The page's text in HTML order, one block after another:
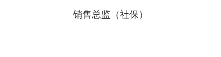
销售总监（社保）